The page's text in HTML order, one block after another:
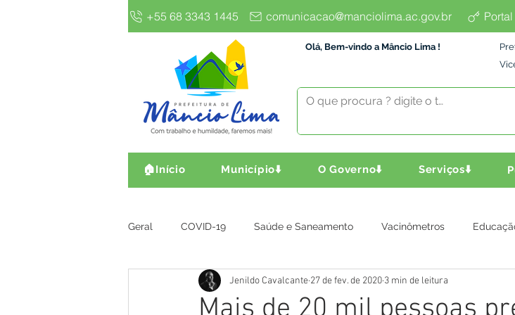
+55 68 3343 1445 comunicacao@manciolima.ac.gov.br
Olá, Bem-vindo a Mâncio Lima !
🏠Início Município⬇️ O Governo⬇️ Serviços⬇️
Geral COVID-19 Saúde e Saneamento Vacinômetros
Gestão e Finanças Infra, Obra e Transporte Assistência Social
Jenildo Cavalcante 27 de fev. de 2020 3 min de leitura